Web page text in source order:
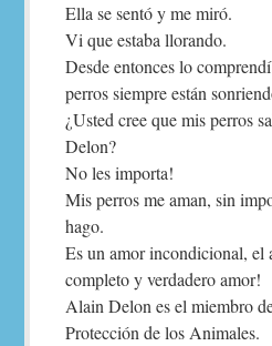
Ella se sentó y me miró.
Vi que estaba llorando.
Desde entonces lo
perros siempre están
¿Usted cree que mis perros
Delon?
No les importa!
Mis perros me aman, sin
hago.
Es un amor incondicional, el
completo y verdadero amor!
Alain Delon es el miembro
Protección de los Animales.